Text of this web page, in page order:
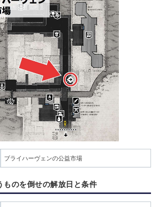
ブライハーヴェンの公益市場
ものを倒せの解放日と条件